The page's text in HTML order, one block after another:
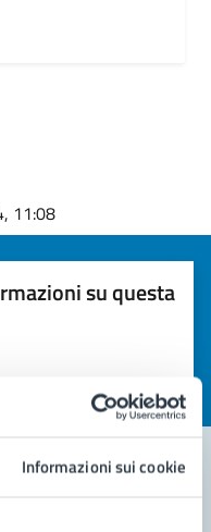
Informazioni sui cookie
11:08
su questa
1 a 5 stelle)la chiarezza delle